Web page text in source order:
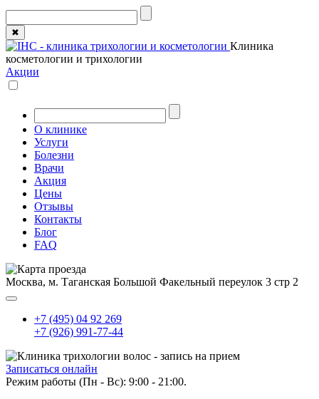
✖
Клиника
косметологии и трихологии
Акции
О клинике
Услуги
Болезни
Врачи
Акция
Цены
Отзывы
Контакты
Блог
FAQ
Москва, м. Таганская Большой Факельный переулок 3 стр 2
+7 (495) 04 92 269
+7 (926) 991-77-44
Записаться онлайн
Режим работы (Пн - Вс): 9:00 - 21:00.